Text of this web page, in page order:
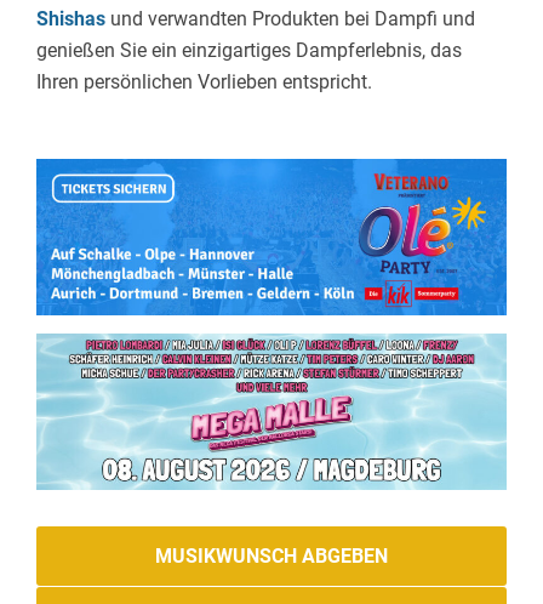
Shishas und verwandten Produkten bei Dampfi und
genießen Sie ein einzigartiges Dampferlebnis, das
Ihren persönlichen Vorlieben entspricht.
MUSIKWUNSCH ABGEBEN